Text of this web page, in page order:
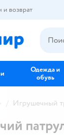
возврат
Одежда и
обувь
Игрушечный